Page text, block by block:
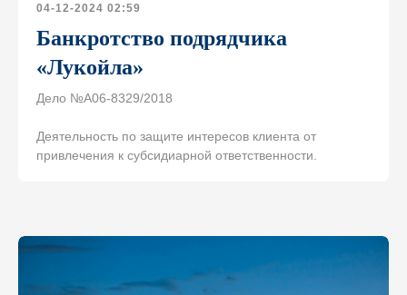
04-12-2024 02:59
Банкротство подрядчика
«Лукойла»
Дело №А06-8329/2018
Деятельность по защите интересов клиента от
привлечения к субсидиарной ответственности.